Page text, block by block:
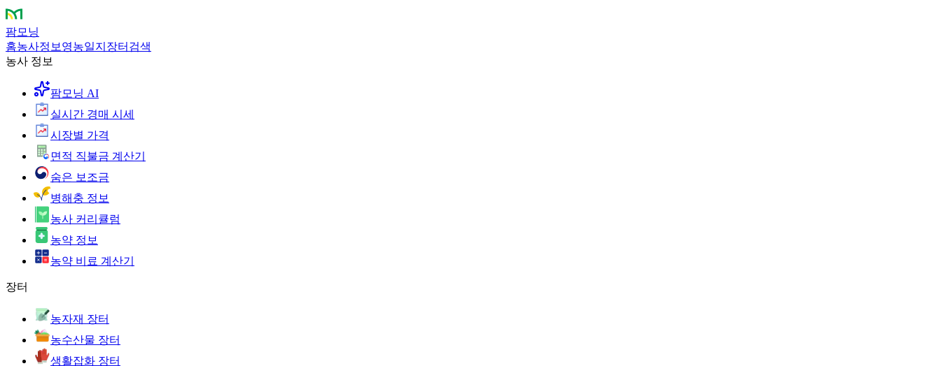
팜모닝
홈농사정보 영농일지 장터 검색
농사 정보
팜모닝 AI
실시간 경매 시세
시장별 가격
면적 직불금 계산기
숨은 보조금
병해충 정보
농사 커리큘럼
농약 정보
농약 비료 계산기
장터
농자재 장터
농수산물 장터
생활잡화 장터